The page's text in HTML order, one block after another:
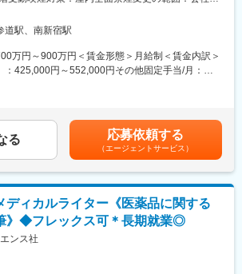
します。
約75,000人以上の医師が参加する日本最大級の医
師が専門外の事象に遭遇した際に他の医師より知
ンライン医局”として拡大中。
ーザー分析
新機能の企画、要件定義、仕様策定
捗管理、データに基づいた改善策の立案と実行
の作成と管理
層、営業、マーケティング等）の調整
よび試用期間中の業務状況などを踏まえて適材適
ます。
リモートワーク含む）
道駅、南新宿駅
万円～900万円＜賃金形態＞月給制＜賃金内訳＞
：425,000円～552,000円その他固定手当/月：
給与補足＞固定手当として、在宅勤務手当(月1万
。賃金はあくまでも目安の金額であり、選考を通
能性があります。月給(月額)は固定手当を含めた表
る 応募依頼する
（エージェントサービス）
ディカルライター《医薬品に関する
》◆フレックス可＊長期就業◎
ンス社